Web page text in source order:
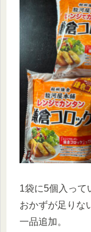
1袋に5個入って
おかずが足りな
一品追加。